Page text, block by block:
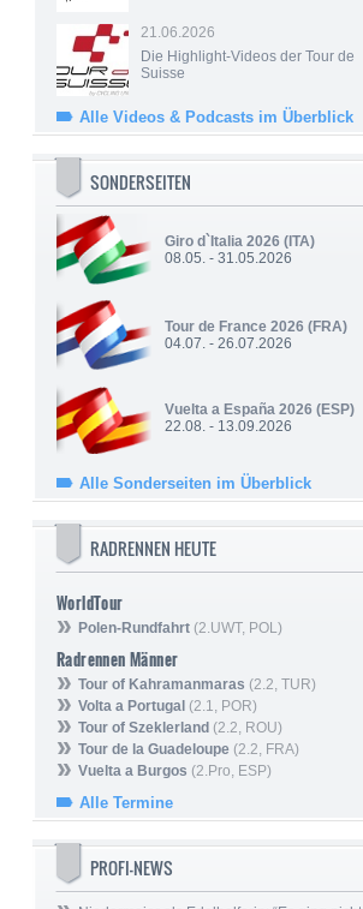
21.06.2026
Die Highlight-Videos der Tour de
Suisse
Alle Videos & Podcasts im Überblick
SONDERSEITEN
Giro d`Italia 2026 (ITA)
08.05. - 31.05.2026
Tour de France 2026 (FRA)
04.07. - 26.07.2026
Vuelta a España 2026 (ESP)
22.08. - 13.09.2026
Alle Sonderseiten im Überblick
RADRENNEN HEUTE
WorldTour
Polen-Rundfahrt (2.UWT, POL)
Radrennen Männer
Tour of Kahramanmaras (2.2, TUR)
Volta a Portugal (2.1, POR)
Tour of Szeklerland (2.2, ROU)
Tour de la Guadeloupe (2.2, FRA)
Vuelta a Burgos (2.Pro, ESP)
Alle Termine
PROFI-NEWS